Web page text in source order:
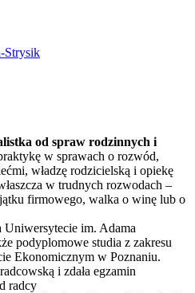
od spraw rodzinnych i
w sprawach o rozwód,
władzę rodzicielską i opiekę
w trudnych rozwodach –
firmowego, walka o winę lub o
Uniwersytecie im. Adama
podyplomowe studia z zakresu
Ekonomicznym w Poznaniu.
i zdała egzamin
radcy